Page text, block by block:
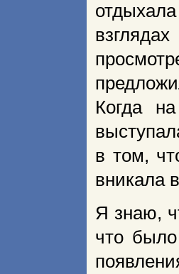
Когда
в том,
вникала
Я знаю,
что